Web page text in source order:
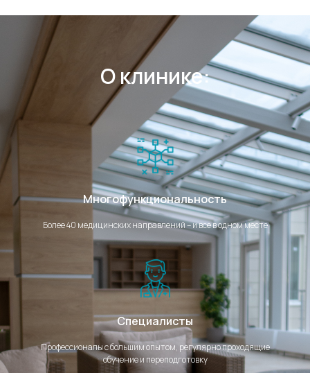
О клинике:
Многофункциональность
Более 40 медицинских направлений – и все в одном месте
Специалисты
Профессионалы с большим опытом, регулярно проходящие
обучение и переподготовку